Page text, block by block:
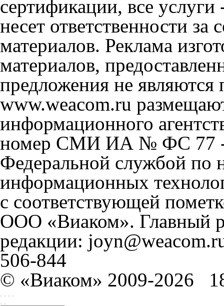
сертификации, все
несет ответственности
материалов. Реклама
материалов,
предложения не
www.weacom.ru
информационного
номер СМИ ИА № ФС 77 -
Федеральной службой по
информационных
с соответствующей
ООО «Виаком». Главный
редакции:
506-844
© «Виаком» 2009-2026